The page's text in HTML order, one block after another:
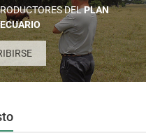
DELPLAN